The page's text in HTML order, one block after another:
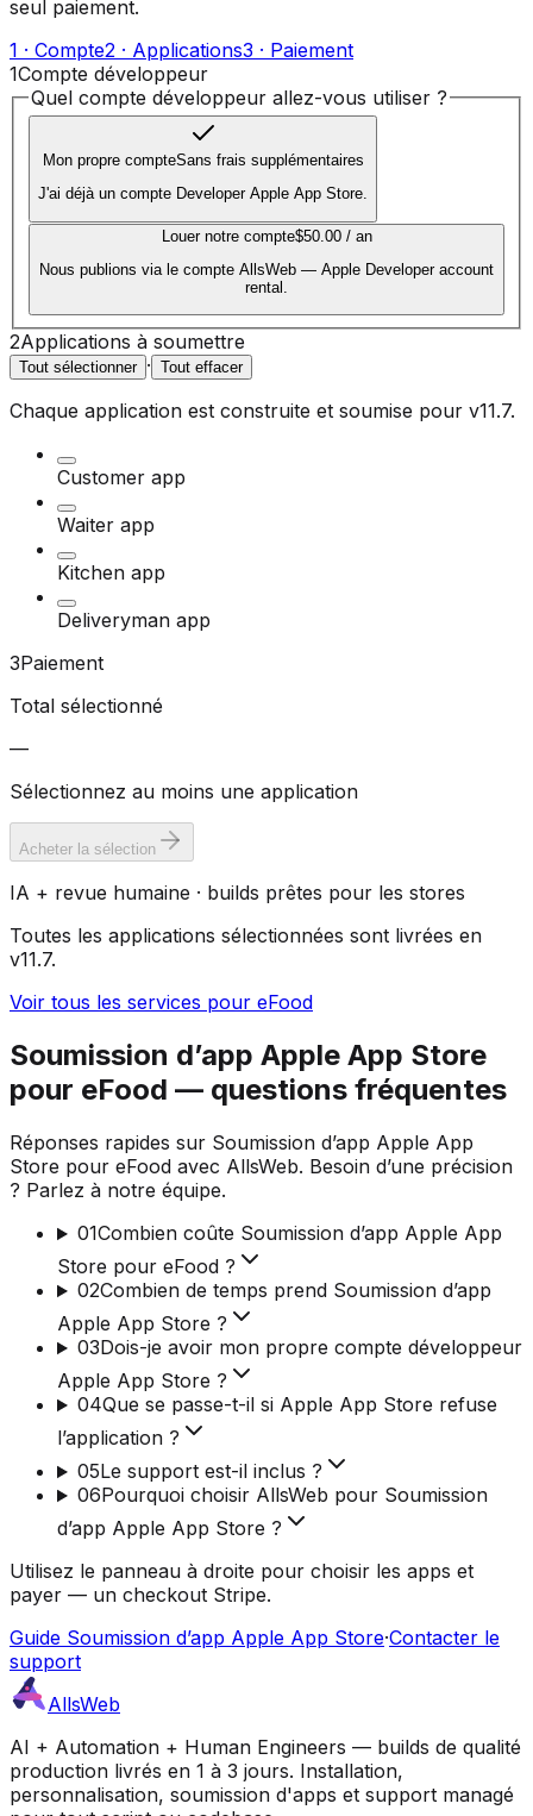
seul paiement.
1 · Compte2 · Applications3 · Paiement
1Compte développeur
Quel compte développeur allez-vous utiliser ?
Mon propre compteSans frais supplémentaires
J'ai déjà un compte Developer Apple App Store.
Louer notre compte$50.00 / an
Nous publions via le compte AllsWeb — Apple Developer account
rental.
2Applications à soumettre
Tout sélectionner · Tout effacer
Chaque application est construite et soumise pour v11.7.
Customer app
Waiter app
Kitchen app
Deliveryman app
3Paiement
Total sélectionné
—
Sélectionnez au moins une application
Acheter la sélection
IA + revue humaine · builds prêtes pour les stores
Toutes les applications sélectionnées sont livrées en
v11.7.
Voir tous les services pour eFood
Soumission d’app Apple App Store
pour eFood — questions fréquentes
Réponses rapides sur Soumission d’app Apple App
Store pour eFood avec AllsWeb. Besoin d’une précision
? Parlez à notre équipe.
01Combien coûte Soumission d’app Apple App
Store pour eFood ?
02Combien de temps prend Soumission d’app
Apple App Store ?
03Dois-je avoir mon propre compte développeur
Apple App Store ?
04Que se passe-t-il si Apple App Store refuse
l’application ?
05Le support est-il inclus ?
06Pourquoi choisir AllsWeb pour Soumission
d’app Apple App Store ?
Utilisez le panneau à droite pour choisir les apps et
payer — un checkout Stripe.
Guide Soumission d’app Apple App Store·Contacter le
support
AllsWeb
AI + Automation + Human Engineers — builds de qualité
production livrés en 1 à 3 jours. Installation,
personnalisation, soumission d'apps et support managé